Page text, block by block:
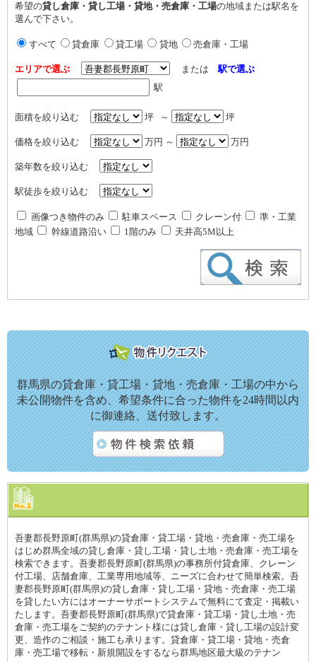
希望の貸し倉庫・貸し工場・貸地・売倉庫・工場の地域または駅名を
選んで下さい。
すべて 貸倉庫 貸工場 貸地 売倉庫・工場
エリアで選ぶ または駅で選ぶ
駅
面積を絞り込む 坪 ～ 坪
価格を絞り込む 万円 ～ 万円
築年数を絞り込む
駅徒歩を絞り込む
画像つき物件のみ 駐車スペース クレーン付
準・工業
地域
幹線道路沿い 1階のみ 天井高5M以上
群馬県の貸倉庫・貸工場・貸地・売倉庫・工場の中から
未公開物件を含め、希望条件に合った物件を24時間以内
に御連絡、送付致します。
吾妻郡長野原町(群馬県)の貸倉庫・貸工場・貸地・売倉庫・売工場を
はじめ群馬全域の貸し倉庫・貸し工場・貸し土地・売倉庫・売工場を
検索できます。吾妻郡長野原町(群馬県)の事務所付貸倉庫、クレーン
付工場、店舗倉庫、工業専用地域等、ニーズに合わせて簡単検索。吾
妻郡長野原町(群馬県)の貸し倉庫・貸し工場・貸地・売倉庫・売工場
を貸したい方にはオーナーサポートシステムで無料にて査定・掲載い
たします。吾妻郡長野原町(群馬県)で貸倉庫・貸工場・貸し土地・売
倉庫・売工場をご契約のテナント様には貸し倉庫・貸し工場の設計変
更、造作のご相談・施工も承ります。貸倉庫・貸工場・貸地・売倉
庫・売工場で移転・新規開設をするなら群馬地区最大級のテナン